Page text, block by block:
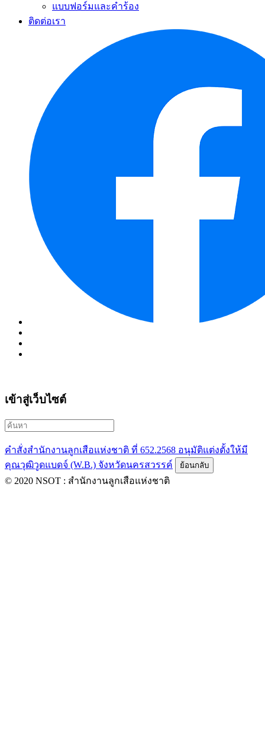
แบบฟอร์มและคำร้อง
ติดต่อเรา
เข้าสู่เว็บไซต์
คำสั่งสำนักงานลูกเสือแห่งชาติ ที่ 652.2568 อนุมัติแต่งตั้งให้มี
คุณวุฒิวูดแบดจ์ (W.B.) จังหวัดนครสวรรค์
© 2020 NSOT : สำนักงานลูกเสือแห่งชาติ